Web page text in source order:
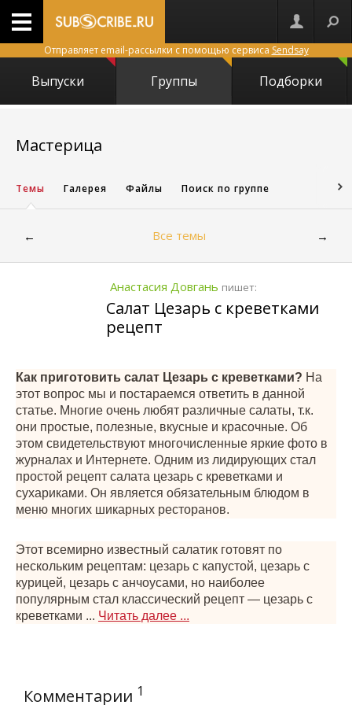
Отправляет email-рассылки с помощью сервиса Sendsay
Выпуски Группы Подборки
Мастерица
Темы Галерея Файлы Поиск по группе
← Все темы →
Анастасия Довгань пишет:
Салат Цезарь с креветками
рецепт
Как приготовить салат Цезарь с креветками? На
этот вопрос мы и постараемся ответить в данной
статье. Многие очень любят различные салаты, т.к.
они простые, полезные, вкусные и красочные. Об
этом свидетельствуют многочисленные яркие фото в
журналах и Интернете. Одним из лидирующих стал
простой рецепт салата цезарь с креветками и
сухариками. Он является обязательным блюдом в
меню многих шикарных ресторанов.
Этот всемирно известный салатик готовят по
нескольким рецептам: цезарь с капустой, цезарь с
курицей, цезарь с анчоусами, но наиболее
популярным стал классический рецепт — цезарь с
креветками ... Читать далее ...
Комментарии 1